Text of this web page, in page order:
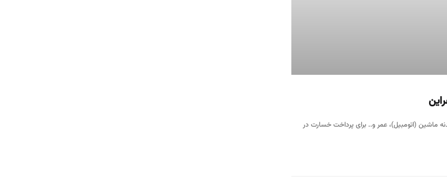
ماشین (اتومبیل)، عمر و.. برای پرداخت خسارت در